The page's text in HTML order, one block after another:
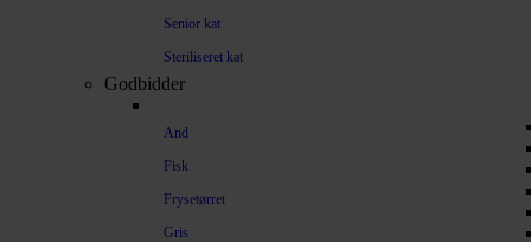
Senior kat
Steriliseret kat
Godbidder
And
Fisk
Frysetørret
Gris